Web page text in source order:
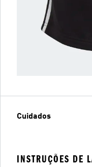
Cuidados
INSTRUÇÕES DE